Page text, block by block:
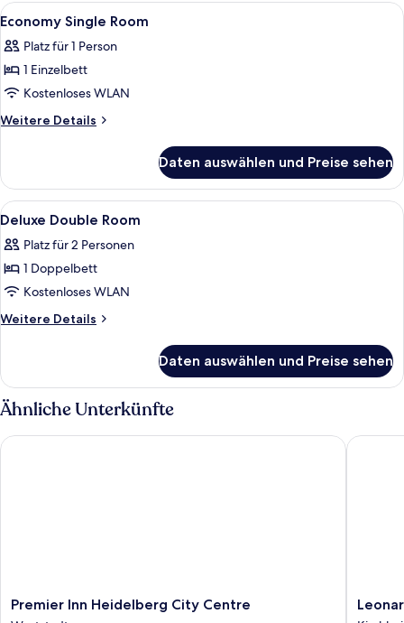
Alle
Fotos
für
Economy
Single
Room
Hochwertige Bettwaren,
4
Economy Single Room
Platz für 1 Person
1 Einzelbett
Kostenloses WLAN
Weitere Details
Weitere
Single
Room
Daten auswählen und Preise sehen
Alle
Fotos
für
Deluxe
Double
Room
Hochwertige Bettwaren,
11
Deluxe Double Room
Platz für 2 Personen
1 Doppelbett
Kostenloses WLAN
Weitere Details
Weitere
Double
Room
Daten auswählen und Preise sehen
Ähnliche Unterkünfte
Premier
Inn
Premier Inn Heidelberg City Centre
Premier Inn Heidelberg City Centre
Hotel